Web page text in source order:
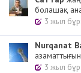
болашақ
3 жыл
Nurqanat
3 жыл